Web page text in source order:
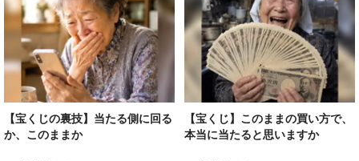
【宝くじの裏技】当たる側に回る
か、このままか
【宝くじ】このままの買い方で、
本当に当たると思いますか